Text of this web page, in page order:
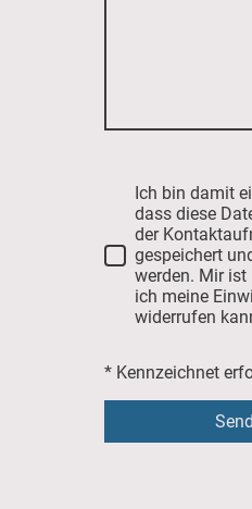
Ich bin damit
dass diese
der
gespeichert
werden. Mir ist
ich meine
widerrufen
* Kennzeichnet